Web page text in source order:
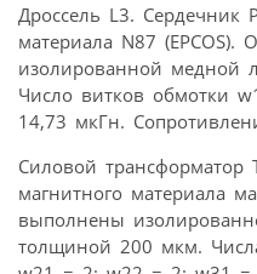
Дроссель L3. Сердечник
материала N87 (EPCOS).
изолированной медной
Число витков обмотки
14,73 мкГн.
Силовой трансформатор
магнитного материала
выполнены
толщиной 200 мкм.